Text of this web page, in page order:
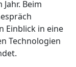
Beim
Einblick in eine
Technologien